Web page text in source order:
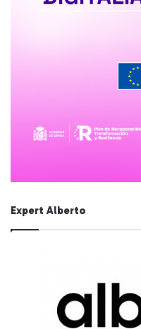
Expert Alberto